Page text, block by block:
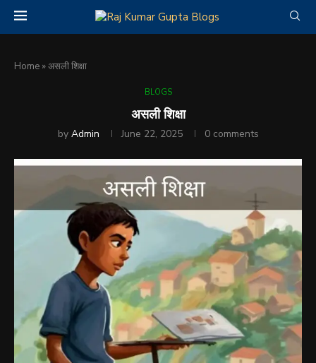
Home »असली शिक्षा
BLOGS
असली शिक्षा
by Admin June 22, 2025 0 comments